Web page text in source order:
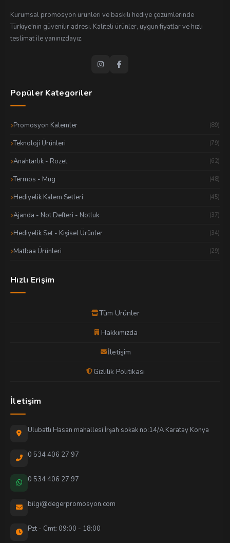
Kurumsal promosyon ürünleri ve baskılı hediye çözümlerinde
Türkiye'nin güvenilir adresi. Kaliteli ürünler, uygun fiyatlar ve hızlı
teslimat ile yanınızdayız.
Popüler Kategoriler
Promosyon Kalemler (89)
Teknoloji Ürünleri (79)
Anahtarlık - Rozet (62)
Termos - Mug (48)
Hediyelik Kalem Setleri (45)
Ajanda - Not Defteri - Notluk (37)
Hediyelik Set - Kişisel Ürünler (34)
Matbaa Ürünleri (29)
Hızlı Erişim
Tüm Ürünler
Hakkımızda
İletişim
Gizlilik Politikası
İletişim
Ulubatlı Hasan mahallesi İrşah sokak no:14/A Karatay Konya
0 534 406 27 97
0 534 406 27 97
bilgi@degerpromosyon.com
Pzt - Cmt: 09:00 - 18:00